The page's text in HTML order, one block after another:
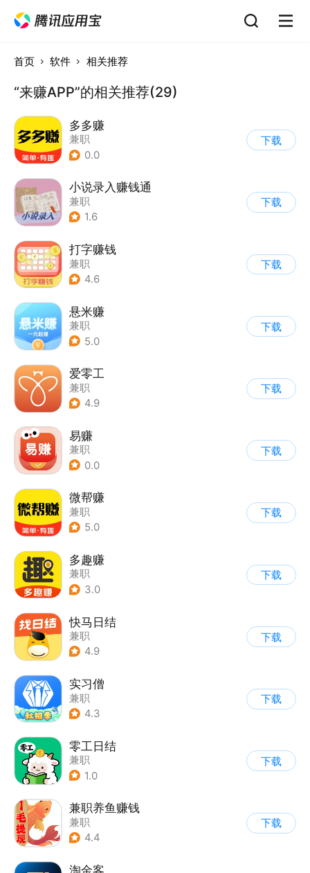
首页 软件 相关推荐
“来赚APP”的相关推荐(29)
多多赚
兼职
0.0
下载
小说录入赚钱通
兼职
1.6
下载
打字赚钱
兼职
4.6
下载
悬米赚
兼职
5.0
下载
爱零工
兼职
4.9
下载
易赚
兼职
0.0
下载
微帮赚
兼职
5.0
下载
多趣赚
兼职
3.0
下载
快马日结
兼职
4.9
下载
实习僧
兼职
4.3
下载
零工日结
兼职
1.0
下载
兼职养鱼赚钱
兼职
4.4
下载
淘金客